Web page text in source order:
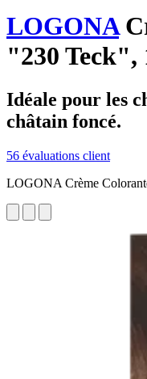
LOGONA
"230 Teck",
Idéale pour les
châtain foncé.
56 évaluations client
LOGONA Crème